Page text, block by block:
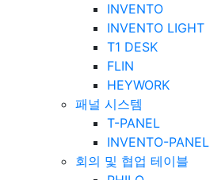
INVENTO
INVENTO LIGHT
T1 DESK
FLIN
HEYWORK
패널 시스템
T-PANEL
INVENTO-PANEL
회의 및 협업 테이블